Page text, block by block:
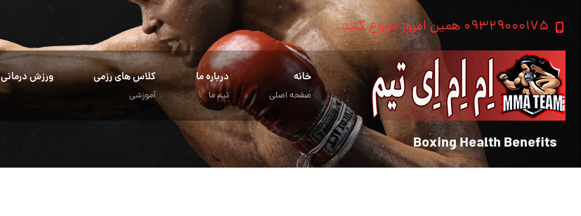
۰۹۳۲۹۰۰۰۱۷۵ همین امروز شروع کنید
خانه
صفحه اصلی
درباره ما
تیم ما
کلاس های رزمی
آموزشی
ورزش درمانی
Boxing Health Benefits